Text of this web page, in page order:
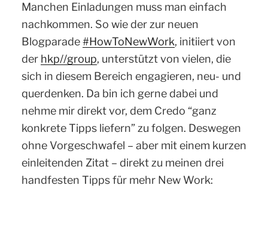
Manchen Einladungen muss man einfach
nachkommen. So wie der zur neuen
Blogparade#HowToNewWork, initiiert von
der hkp//group, unterstützt von vielen, die
sich in diesem Bereich engagieren, neu- und
querdenken. Da bin ich gerne dabei und
nehme mir direkt vor, dem Credo “ganz
konkrete Tipps liefern” zu folgen. Deswegen
ohne Vorgeschwafel – aber mit einem kurzen
einleitenden Zitat – direkt zu meinen drei
handfesten Tipps für mehr New Work: